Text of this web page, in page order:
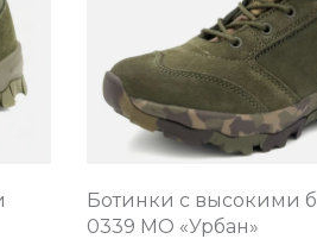
Ботинки с высокими
0339 МО «Урбан»